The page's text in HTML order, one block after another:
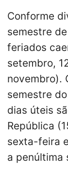
Conforme
semestre
feriados
setembro,
novembro).
semestre
dias úteis
República
sexta-feira
a penúltima